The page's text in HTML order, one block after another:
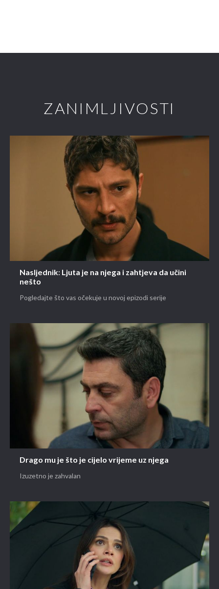
ZANIMLJIVOSTI
Nasljednik: Ljuta je na njega i zahtjeva da učini
nešto
Pogledajte što vas očekuje u novoj epizodi serije
Drago mu je što je cijelo vrijeme uz njega
Izuzetno je zahvalan